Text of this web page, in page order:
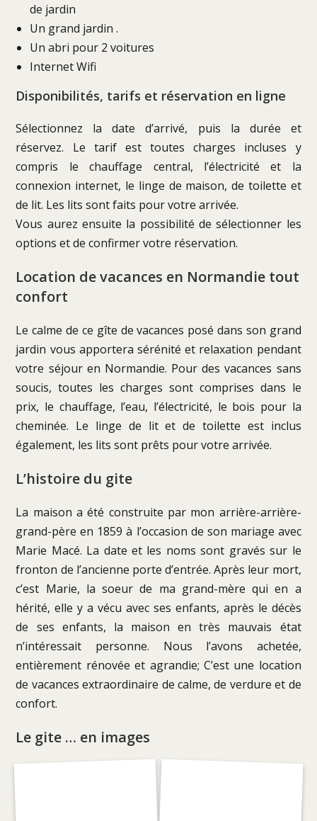
de jardin
Un grand jardin .
Un abri pour 2 voitures
Internet Wifi
Disponibilités, tarifs et réservation en ligne
Sélectionnez la date d’arrivé, puis la durée et
réservez. Le tarif est toutes charges incluses y
compris le chauffage central, l’électricité et la
connexion internet, le linge de maison, de toilette et
de lit. Les lits sont faits pour votre arrivée.
Vous aurez ensuite la possibilité de sélectionner les
options et de confirmer votre réservation.
Location de vacances en Normandie tout
confort
Le calme de ce gîte de vacances posé dans son grand
jardin vous apportera sérénité et relaxation pendant
votre séjour en Normandie. Pour des vacances sans
soucis, toutes les charges sont comprises dans le
prix, le chauffage, l’eau, l’électricité, le bois pour la
cheminée. Le linge de lit et de toilette est inclus
également, les lits sont prêts pour votre arrivée.
L’histoire du gite
La maison a été construite par mon arrière-arrière-
grand-père en 1859 à l’occasion de son mariage avec
Marie Macé. La date et les noms sont gravés sur le
fronton de l’ancienne porte d’entrée. Après leur mort,
c’est Marie, la soeur de ma grand-mère qui en a
hérité, elle y a vécu avec ses enfants, après le décès
de ses enfants, la maison en très mauvais état
n’intéressait personne. Nous l’avons achetée,
entièrement rénovée et agrandie; C’est une location
de vacances extraordinaire de calme, de verdure et de
confort.
Le gite … en images